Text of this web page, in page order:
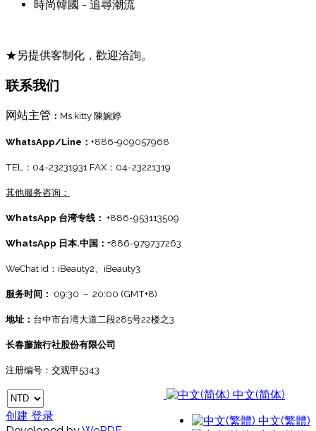
時尚韓國 - 追尋潮流
★另提供客制化，歡迎洽詢。
联系我们
网站主管 ： Ms.kitty 陳婉婷
WhatsApp/Line： +886-909057968
TEL：04-23231931 FAX：04-23221319
其他服务咨询：
WhatsApp 台湾专线： +886-953113509
WhatsApp 日本.中国： +886-979737263
WeChat id：iBeauty2、 iBeauty3
服务时间： 09:30 － 20:00 (GMT+8)
地址： 台中市台湾大道二段285号22楼之3
长春藤旅行社股份有限公司
注册编号：交观甲5343
中文(简体)
中文(繁體)
创建 登录